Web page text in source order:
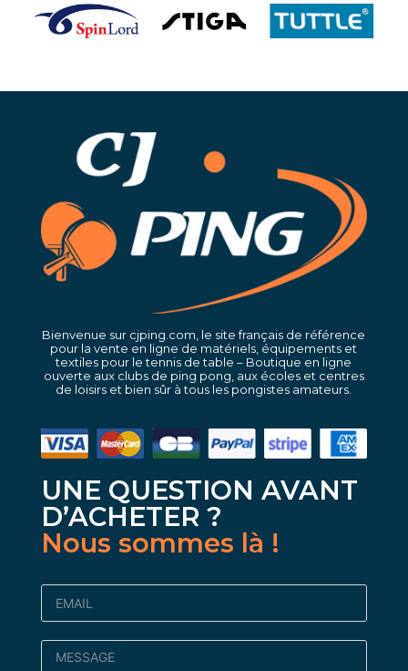
Bienvenue sur cjping.com, le site français de référence
pour la vente en ligne de matériels, équipements et
textiles pour le tennis de table – Boutique en ligne
ouverte aux clubs de ping pong, aux écoles et centres
de loisirs et bien sûr à tous les pongistes amateurs.
UNE QUESTION AVANT
D’ACHETER ?
Nous sommes là !